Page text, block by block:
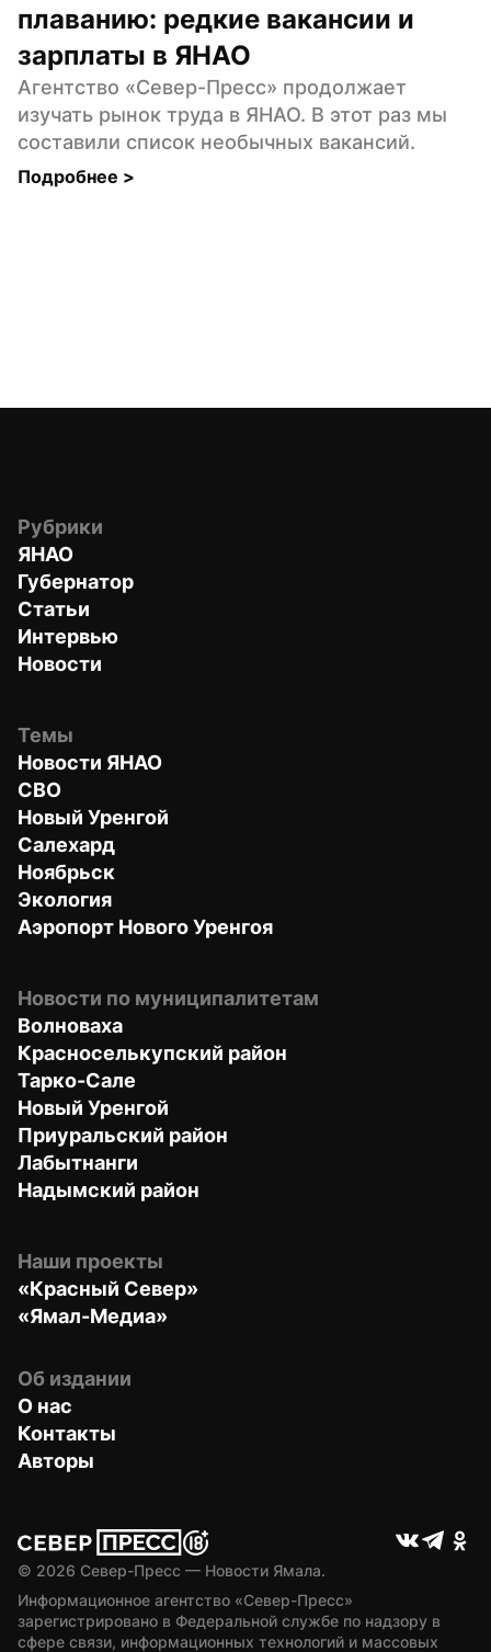
плаванию: редкие вакансии и
зарплаты в ЯНАО
Агентство «Север-Пресс» продолжает
изучать рынок труда в ЯНАО. В этот раз мы
составили список необычных вакансий.
Подробнее >
Рубрики
ЯНАО
Губернатор
Статьи
Интервью
Новости
Темы
Новости ЯНАО
СВО
Новый Уренгой
Салехард
Ноябрьск
Экология
Аэропорт Нового Уренгоя
Новости по муниципалитетам
Волноваха
Красноселькупский район
Тарко-Сале
Новый Уренгой
Приуральский район
Лабытнанги
Надымский район
Наши проекты
«Красный Север»
«Ямал-Медиа»
Об издании
О нас
Контакты
Авторы
© 2026 Север-Пресс — Новости Ямала.
Информационное агентство «Север-Пресс»
зарегистрировано в Федеральной службе по надзору в
сфере связи, информационных технологий и массовых